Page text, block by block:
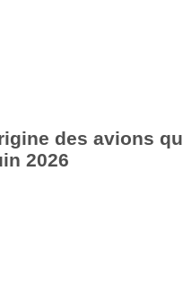
des avions
2026